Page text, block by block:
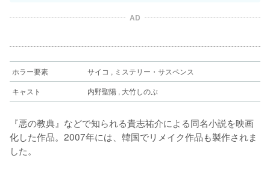
AD
ホラー要素
サイコ , ミステリー・サスペンス
キャスト
内野聖陽 , 大竹しのぶ
『悪の教典』などで知られる貴志祐介による同名小説を映画
化した作品。2007年には、韓国でリメイク作品も製作されま
した。